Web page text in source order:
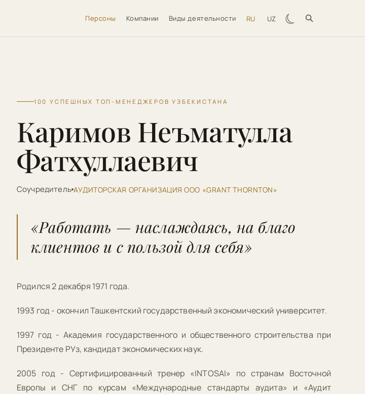
Персоны Компании Виды деятельности RU UZ ☾
100 УСПЕШНЫХ ТОП-МЕНЕДЖЕРОВ УЗБЕКИСТАНА
Каримов Неъматулла
Фатхуллаевич
Соучредитель АУДИТОРСКАЯ ОРГАНИЗАЦИЯ ООО «GRANT THORNTON»
«Работать — наслаждаясь, на благо
клиентов и с пользой для себя»
Родился 2 декабря 1971 года.
1993 год - окончил Ташкентский государственный экономический университет.
1997 год - Академия государственного и общественного строительства при
Президенте РУз, кандидат экономических наук.
2005 год - Сертифицированный тренер «INTOSAI» по странам Восточной
Европы и СНГ по курсам «Международные стандарты аудита» и «Аудит